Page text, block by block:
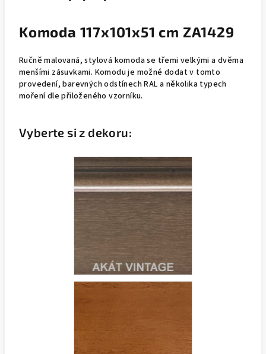
Komoda 117x101x51 cm ZA1429
Ručně malovaná, stylová komoda se třemi velkými a dvěma
menšími zásuvkami. Komodu je možné dodat v tomto
provedení, barevných odstínech RAL a několika typech
moření dle přiloženého vzorníku.
Vyberte si z dekoru: